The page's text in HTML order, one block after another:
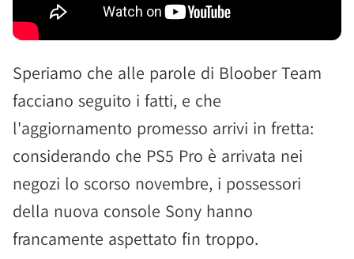
Speriamo che alle parole di Bloober Team
facciano seguito i fatti, e che
l'aggiornamento promesso arrivi in fretta:
considerando che PS5 Pro è arrivata nei
negozi lo scorso novembre, i possessori
della nuova console Sony hanno
francamente aspettato fin troppo.